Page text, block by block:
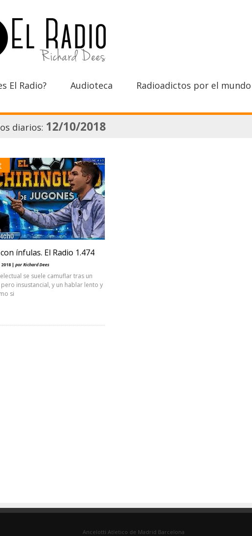
El Radio? Audioteca Radioadictos por el mundo
diarios: 12/10/2018
ínfulas. El Radio 1.474
| por Richard Dees
se suele camuflar tras un
insustancial, y un hablar lento y
si
Ancelotti Atletico de Madrid Barcelona